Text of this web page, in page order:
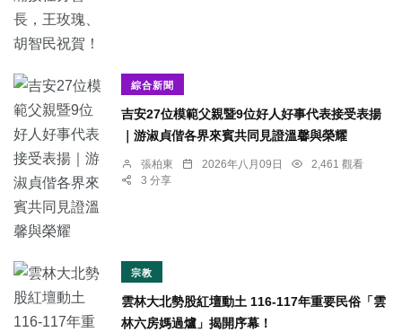
綜合新聞
吉安27位模範父親暨9位好人好事代表接受表揚
｜游淑貞偕各界來賓共同見證溫馨與榮耀
張柏東 2026年八月09日
2,461 觀看
3 分享
宗教
雲林大北勢股紅壇動土 116-117年重要民俗「雲
林六房媽過爐」揭開序幕！